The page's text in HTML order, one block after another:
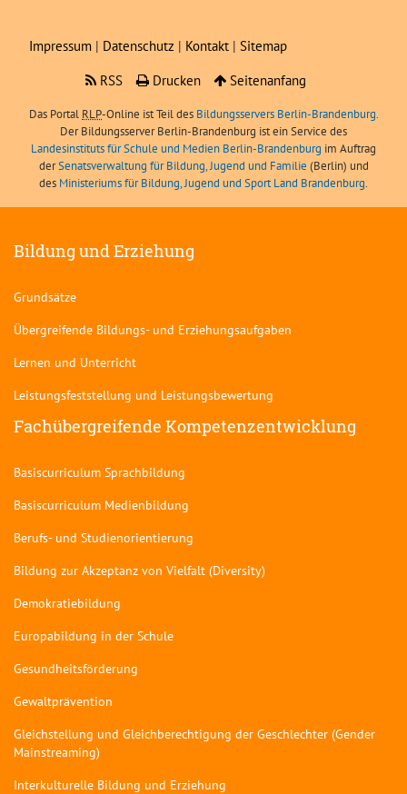
Impressum | Datenschutz | Kontakt | Sitemap
RSS
Drucken Seitenanfang
Das Portal RLP-Online ist Teil des Bildungsservers Berlin-Brandenburg.
Der Bildungsserver Berlin-Brandenburg ist ein Service des
Landesinstituts für Schule und Medien Berlin-Brandenburg im Auftrag
derSenatsverwaltung für Bildung, Jugend und Familie (Berlin) und
des Ministeriums für Bildung, Jugend und Sport Land Brandenburg.
Bildung und Erziehung
Grundsätze
Übergreifende Bildungs- und Erziehungsaufgaben
Lernen und Unterricht
Leistungsfeststellung und Leistungsbewertung
Fachübergreifende Kompetenzentwicklung
Basiscurriculum Sprachbildung
Basiscurriculum Medienbildung
Berufs- und Studienorientierung
Bildung zur Akzeptanz von Vielfalt (Diversity)
Demokratiebildung
Europabildung in der Schule
Gesundheitsförderung
Gewaltprävention
Gleichstellung und Gleichberechtigung der Geschlechter (Gender
Mainstreaming)
Interkulturelle Bildung und Erziehung